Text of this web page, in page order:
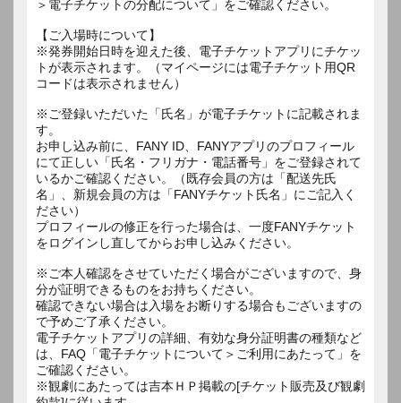
＞電子チケットの分配について」をご確認ください。
【ご入場時について】
※発券開始日時を迎えた後、電子チケットアプリにチケッ
トが表示されます。（マイページには電子チケット用QR
コードは表示されません）
※ご登録いただいた「氏名」が電子チケットに記載されま
す。
お申し込み前に、FANY ID、FANYアプリのプロフィール
にて正しい「氏名・フリガナ・電話番号」をご登録されて
いるかご確認ください。（既存会員の方は「配送先氏
名」、新規会員の方は「FANYチケット氏名」にご記入く
ださい）
プロフィールの修正を行った場合は、一度FANYチケット
をログインし直してからお申し込みください。
※ご本人確認をさせていただく場合がございますので、身
分が証明できるものをお持ちください。
確認できない場合は入場をお断りする場合もございますの
で予めご了承ください。
電子チケットアプリの詳細、有効な身分証明書の種類など
は、FAQ「電子チケットについて＞ご利用にあたって」を
ご確認ください。
※観劇にあたっては吉本ＨＰ掲載の[チケット販売及び観劇